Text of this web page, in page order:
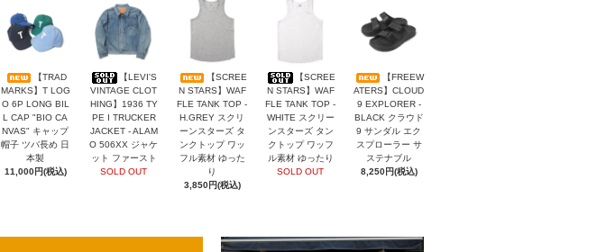
【TRAD
MARKS】T LOG
O 6P LONG BIL
L CAP "BIO CA
NVAS" キャップ
帽子 ツバ長め 日
本製
11,000円(税込)
【LEVI'S
VINTAGE CLOT
HING】1936 TY
PE I TRUCKER
JACKET - ALAM
O 506XX ジャケ
ット ファースト
SOLD OUT
【SCREE
N STARS】WAF
FLE TANK TOP -
H.GREY スクリ
ーンスターズ タ
ンクトップ ワッ
フル素材 ゆった
り
3,850円(税込)
【SCREE
N STARS】WAF
FLE TANK TOP -
WHITE スクリー
ンスターズ タン
クトップ ワッフ
ル素材 ゆったり
SOLD OUT
【FREEW
ATERS】CLOUD
9 EXPLORER -
BLACK クラウド
9 サンダル エク
スプローラー サ
ステナブル
8,250円(税込)